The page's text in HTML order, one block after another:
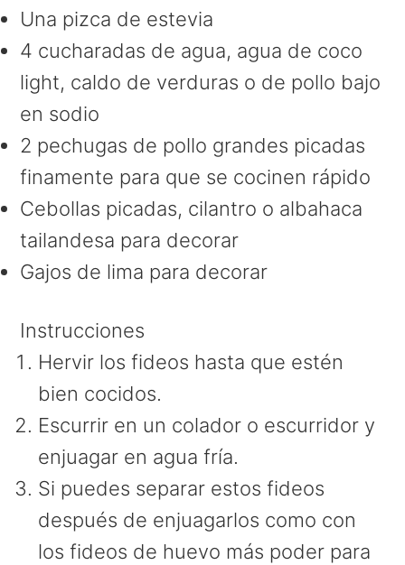
Una pizca de estevia
4 cucharadas de agua, agua de coco
light, caldo de verduras o de pollo bajo
en sodio
2 pechugas de pollo grandes picadas
finamente para que se cocinen rápido
Cebollas picadas, cilantro o albahaca
tailandesa para decorar
Gajos de lima para decorar
Instrucciones
Hervir los fideos hasta que estén
bien cocidos.
Escurrir en un colador o escurridor y
enjuagar en agua fría.
Si puedes separar estos fideos
después de enjuagarlos como con
los fideos de huevo más poder para